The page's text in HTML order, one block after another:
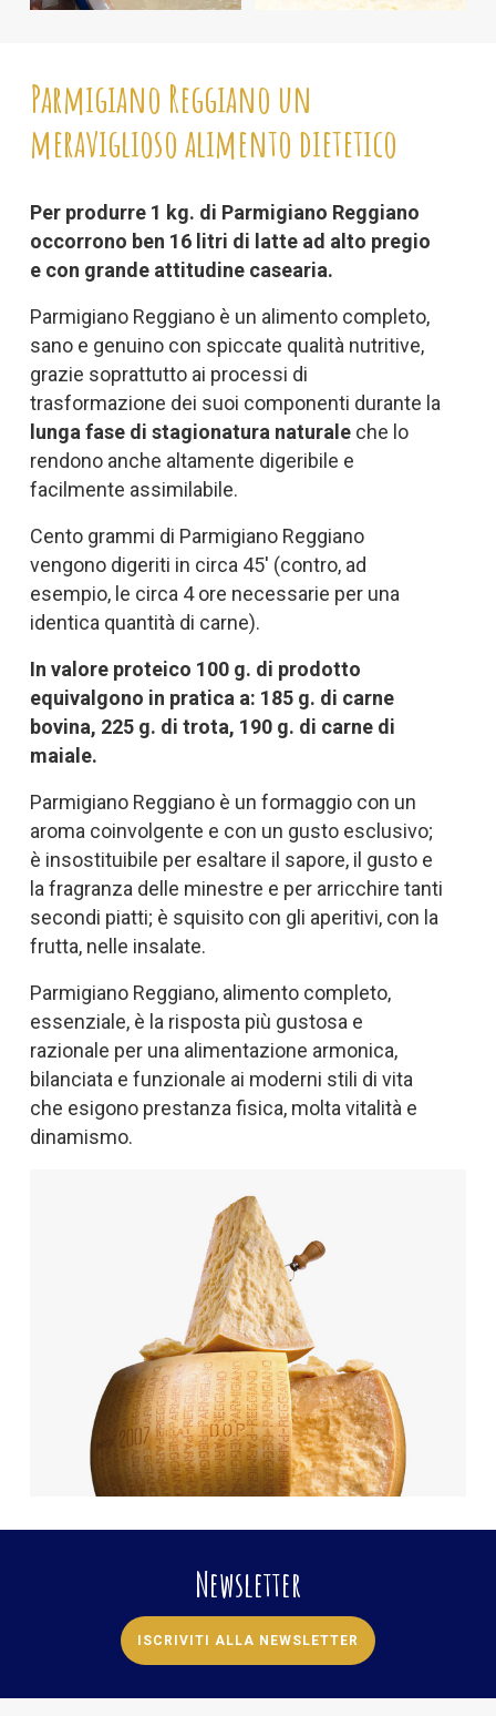
Parmigiano Reggiano un
meraviglioso alimento dietetico
Per produrre 1 kg. di Parmigiano Reggiano
occorrono ben 16 litri di latte ad alto pregio
e con grande attitudine casearia.
Parmigiano Reggiano è un alimento completo,
sano e genuino con spiccate qualità nutritive,
grazie soprattutto ai processi di
trasformazione dei suoi componenti durante la
lunga fase di stagionatura naturaleche lo
rendono anche altamente digeribile e
facilmente assimilabile.
Cento grammi di Parmigiano Reggiano
vengono digeriti in circa 45' (contro, ad
esempio, le circa 4 ore necessarie per una
identica quantità di carne).
In valore proteico 100 g. di prodotto
equivalgono in pratica a: 185 g. di carne
bovina, 225 g. di trota, 190 g. di carne di
maiale.
Parmigiano Reggiano è un formaggio con un
aroma coinvolgente e con un gusto esclusivo;
è insostituibile per esaltare il sapore, il gusto e
la fragranza delle minestre e per arricchire tanti
secondi piatti; è squisito con gli aperitivi, con la
frutta, nelle insalate.
Parmigiano Reggiano, alimento completo,
essenziale, è la risposta più gustosa e
razionale per una alimentazione armonica,
bilanciata e funzionale ai moderni stili di vita
che esigono prestanza fisica, molta vitalità e
dinamismo.
Newsletter
ISCRIVITI ALLA NEWSLETTER